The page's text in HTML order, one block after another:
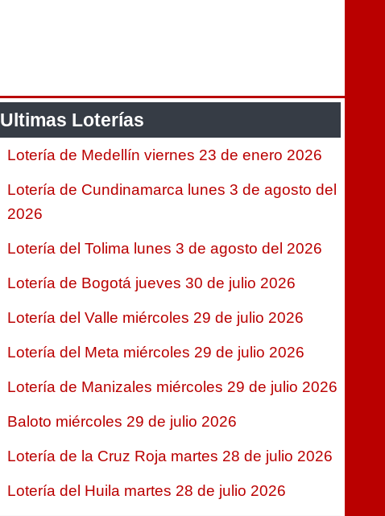
Ultimas Loterías
Lotería de Medellín viernes 23 de enero 2026
Lotería de Cundinamarca lunes 3 de agosto del
2026
Lotería del Tolima lunes 3 de agosto del 2026
Lotería de Bogotá jueves 30 de julio 2026
Lotería del Valle miércoles 29 de julio 2026
Lotería del Meta miércoles 29 de julio 2026
Lotería de Manizales miércoles 29 de julio 2026
Baloto miércoles 29 de julio 2026
Lotería de la Cruz Roja martes 28 de julio 2026
Lotería del Huila martes 28 de julio 2026